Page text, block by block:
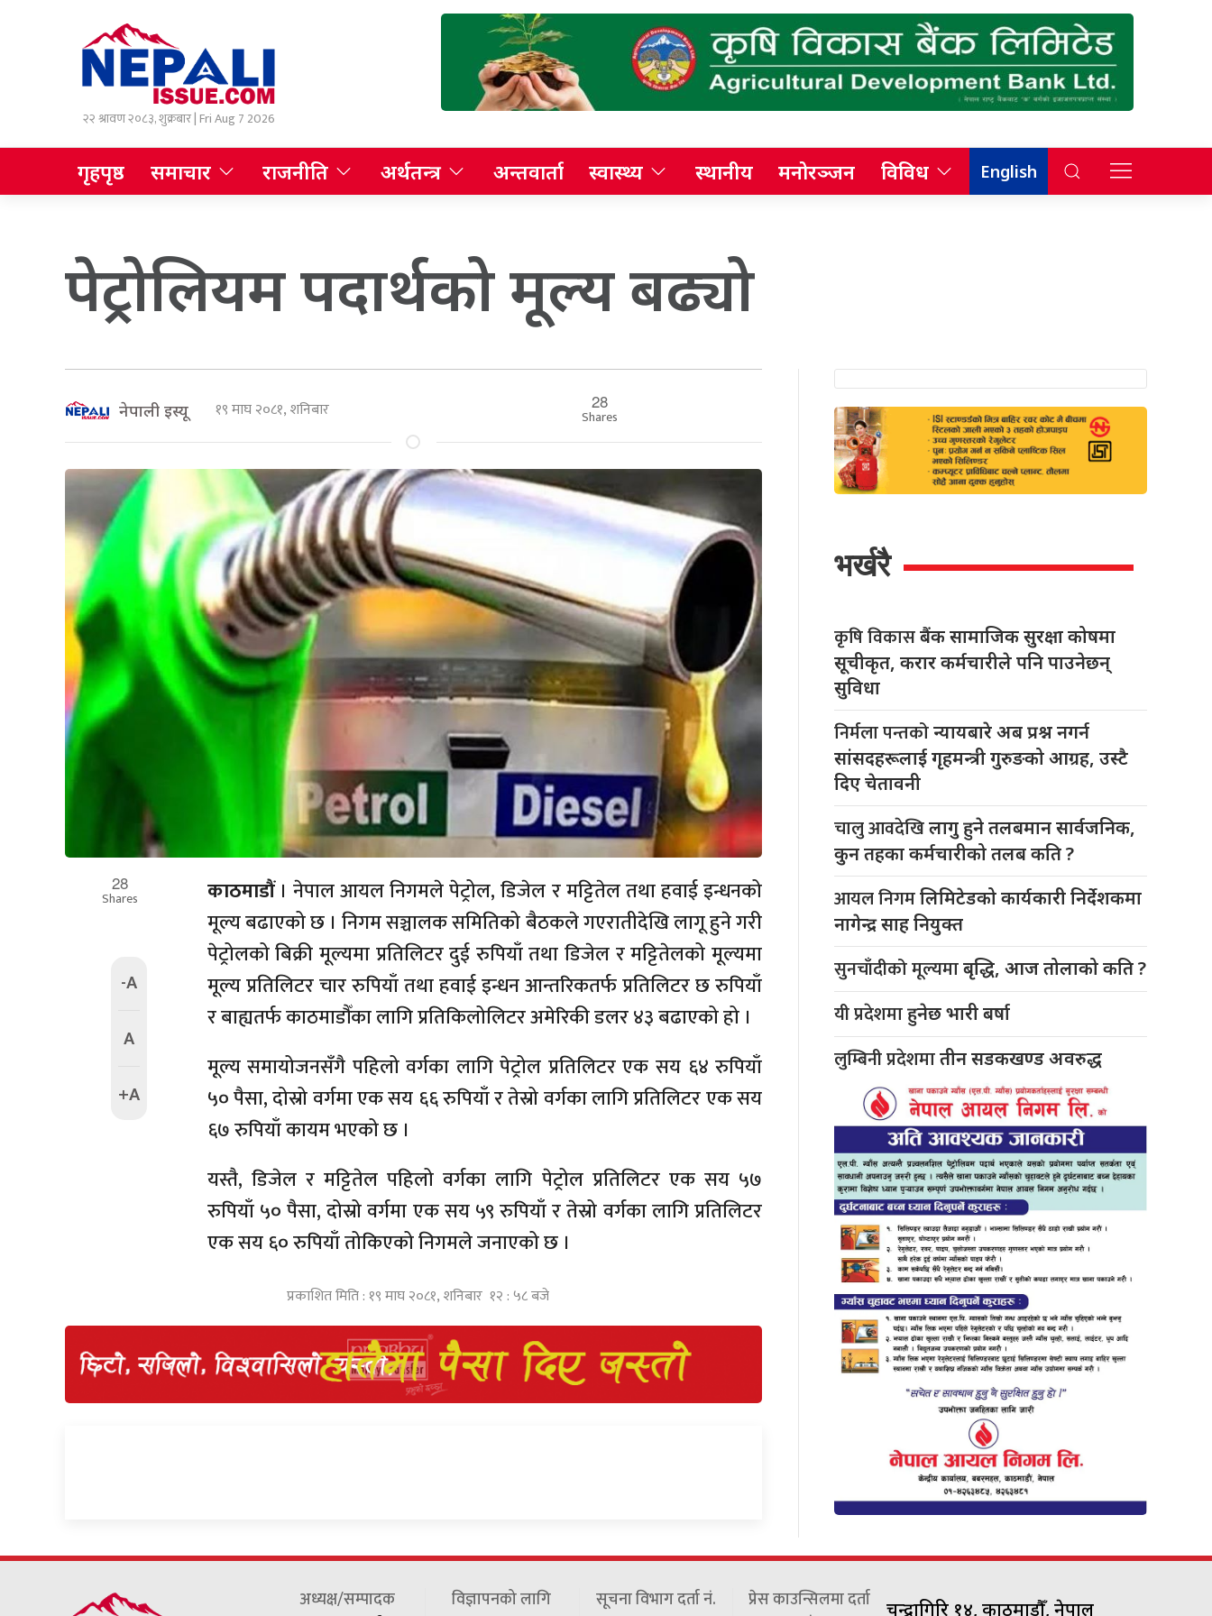
२२ श्रावण २०८३, शुक्रबार | Fri Aug 7 2026
गृहपृष्ठ समाचार राजनीति अर्थतन्त्र अन्तवार्ता स्वास्थ्य स्थानीय मनोरञ्जन विविध English
पेट्रोलियम पदार्थको मूल्य बढ्यो
नेपाली इस्यू १९ माघ २०८१, शनिबार 28
Shares
28
Shares
-A
A
+A
काठमाडौं। नेपाल आयल निगमले पेट्रोल, डिजेल र मट्टितेल तथा हवाई इन्धनको
मूल्य बढाएको छ । निगम सञ्चालक समितिको बैठकले गएरातीदेखि लागू हुने गरी
पेट्रोलको बिक्री मूल्यमा प्रतिलिटर दुई रुपियाँ तथा डिजेल र मट्टितेलको मूल्यमा
मूल्य प्रतिलिटर चार रुपियाँ तथा हवाई इन्धन आन्तरिकतर्फ प्रतिलिटर छ रुपियाँ
र बाह्यतर्फ काठमाडौँका लागि प्रतिकिलोलिटर अमेरिकी डलर ४३ बढाएको हो ।
मूल्य समायोजनसँगै पहिलो वर्गका लागि पेट्रोल प्रतिलिटर एक सय ६४ रुपियाँ
५० पैसा, दोस्रो वर्गमा एक सय ६६ रुपियाँ र तेस्रो वर्गका लागि प्रतिलिटर एक सय
६७ रुपियाँ कायम भएको छ ।
यस्तै, डिजेल र मट्टितेल पहिलो वर्गका लागि पेट्रोल प्रतिलिटर एक सय ५७
रुपियाँ ५० पैसा, दोस्रो वर्गमा एक सय ५९ रुपियाँ र तेस्रो वर्गका लागि प्रतिलिटर
एक सय ६० रुपियाँ तोकिएको निगमले जनाएको छ ।
प्रकाशित मिति : १९ माघ २०८१, शनिबार १२ : ५८ बजे
भर्खरै
कृषि विकासबैंक सामाजिक सुरक्षा कोषमा
सूचीकृत, करार कर्मचारीले पनि पाउनेछन्
सुविधा
निर्मला पन्तकोन्यायबारे अब प्रश्न नगर्न
सांसदहरूलाई गृहमन्त्री गुरुङको आग्रह, उस्टै
दिए चेतावनी
चालु आवदेखिलागु हुने तलबमान सार्वजनिक,
कुन तहका कर्मचारीको तलब कति ?
आयल निगमलिमिटेडको कार्यकारी निर्देशकमा
नागेन्द्र साह नियुक्त
सुनचाँदीको मूल्यमाबृद्धि, आज तोलाको कति ?
यी प्रदेशमाहुनेछ भारी बर्षा
लुम्बिनी प्रदेशमातीन सडकखण्ड अवरुद्ध
अध्यक्ष/सम्पादक विज्ञापनको लागि
सूचना विभाग दर्ता नं.
प्रेस काउन्सिलमा दर्ता
चन्द्रागिरि १४, काठमाडौँ, नेपाल